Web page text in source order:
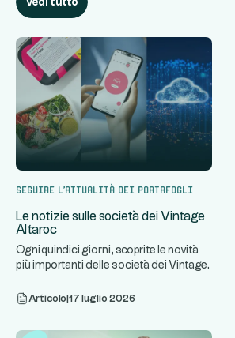
Vedi tutto
Seguire l'attualità dei portafogli
Le notizie sulle società dei Vintage
Altaroc
Ogni quindici giorni, scoprite le novità
più importanti delle società dei Vintage
Articolo 17 luglio 2026